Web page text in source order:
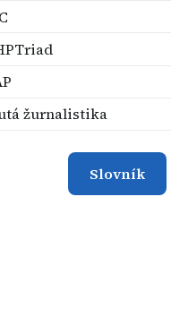
žurnalistika
Slovník